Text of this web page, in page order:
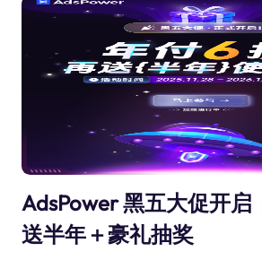
AdsPower 黑五大促开启
送半年＋豪礼抽奖